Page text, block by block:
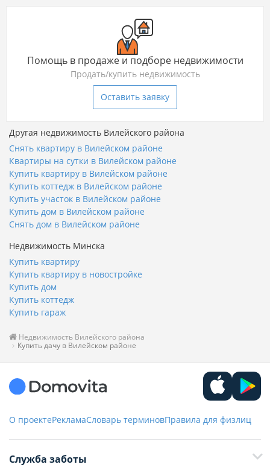
Помощь в продаже и подборе недвижимости
Продать/купить недвижимость
Оставить заявку
Другая недвижимость Вилейского района
Снять квартиру в Вилейском районе
Квартиры на сутки в Вилейском районе
Купить квартиру в Вилейском районе
Купить коттедж в Вилейском районе
Купить участок в Вилейском районе
Купить дом в Вилейском районе
Снять дом в Вилейском районе
Недвижимость Минска
Купить квартиру
Купить квартиру в новостройке
Купить дом
Купить коттедж
Купить гараж
Недвижимость Вилейского района
Купить дачу в Вилейском районе
О проектеРекламаСловарь терминовПравила для физлиц
Служба заботы